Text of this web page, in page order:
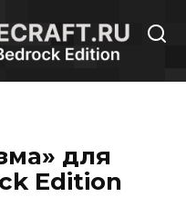
для
Edition